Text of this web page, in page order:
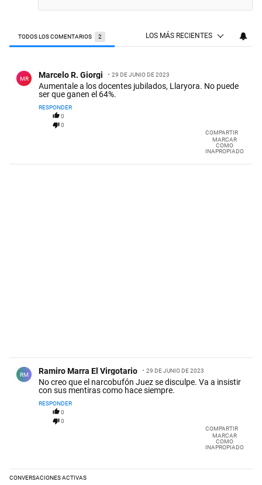
TODOS LOS COMENTARIOS 2 LOS MÁS RECIENTES
MR Marcelo R. Giorgi 29 DE JUNIO DE 2023
Aumentale a los docentes jubilados, Llaryora. No puede
ser que ganen el 64%.
RESPONDER
0
0
COMPARTIR
MARCAR
COMO
INAPROPIADO
RM Ramiro Marra El Virgotario 29 DE JUNIO DE 2023
No creo que el narcobufón Juez se disculpe. Va a insistir
con sus mentiras como hace siempre.
RESPONDER
0
0
COMPARTIR
MARCAR
COMO
INAPROPIADO
CONVERSACIONES ACTIVAS